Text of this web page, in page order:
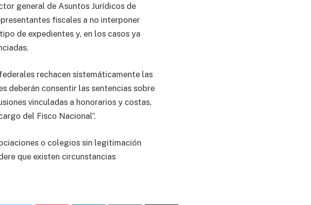
general de Asuntos Jurídicos de
fiscales a no interponer
de expedientes y, en los casos ya
rechacen sistemáticamente las
deberán consentir las sentencias sobre
vinculadas a honorarios y costas,
del Fisco Nacional”.
o colegios sin legitimación
que existen circunstancias